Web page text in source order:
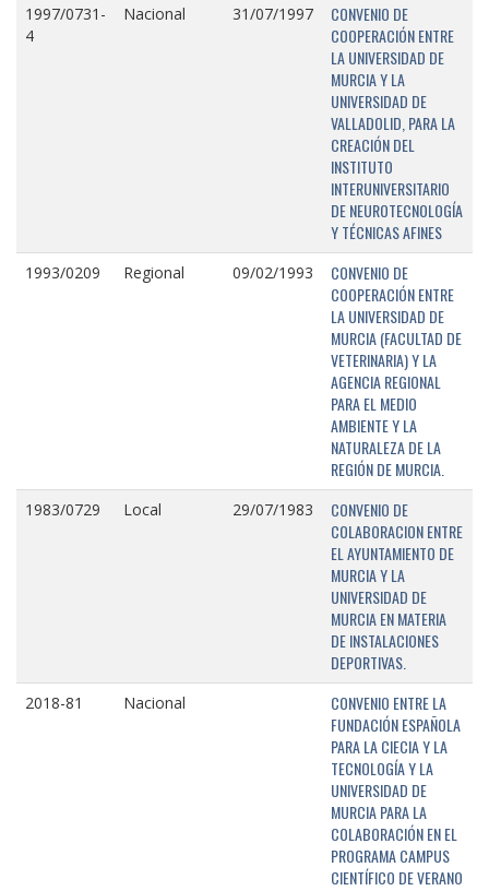
1997/0731-
4
Nacional 31/07/1997
CONVENIO DE
COOPERACIÓN ENTRE
LA UNIVERSIDAD DE
MURCIA Y LA
UNIVERSIDAD DE
VALLADOLID, PARA LA
CREACIÓN DEL
INSTITUTO
INTERUNIVERSITARIO
DE NEUROTECNOLOGÍA
Y TÉCNICAS AFINES
1993/0209 Regional 09/02/1993
CONVENIO DE
COOPERACIÓN ENTRE
LA UNIVERSIDAD DE
MURCIA (FACULTAD DE
VETERINARIA) Y LA
AGENCIA REGIONAL
PARA EL MEDIO
AMBIENTE Y LA
NATURALEZA DE LA
REGIÓN DE MURCIA.
1983/0729 Local 29/07/1983
CONVENIO DE
COLABORACION ENTRE
EL AYUNTAMIENTO DE
MURCIA Y LA
UNIVERSIDAD DE
MURCIA EN MATERIA
DE INSTALACIONES
DEPORTIVAS.
2018-81 Nacional
CONVENIO ENTRE LA
FUNDACIÓN ESPAÑOLA
PARA LA CIECIA Y LA
TECNOLOGÍA Y LA
UNIVERSIDAD DE
MURCIA PARA LA
COLABORACIÓN EN EL
PROGRAMA CAMPUS
CIENTÍFICO DE VERANO